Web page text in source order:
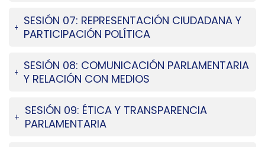
SESIÓN 07: REPRESENTACIÓN CIUDADANA Y
PARTICIPACIÓN POLÍTICA
SESIÓN 08: COMUNICACIÓN PARLAMENTARIA
Y RELACIÓN CON MEDIOS
SESIÓN 09: ÉTICA Y TRANSPARENCIA
PARLAMENTARIA